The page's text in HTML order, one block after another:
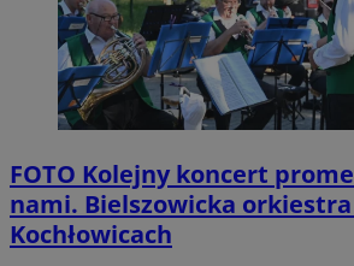
FOTO Kolejny koncert
nami. Bielszowicka orkiestra
Kochłowicach